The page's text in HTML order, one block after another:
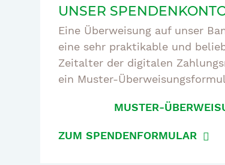
UNSER
Eine Überweisung auf unser
eine sehr praktikable und
Zeitalter der digitalen
ein Muster-
MUSTER-
ZUM SPENDENFORMULAR